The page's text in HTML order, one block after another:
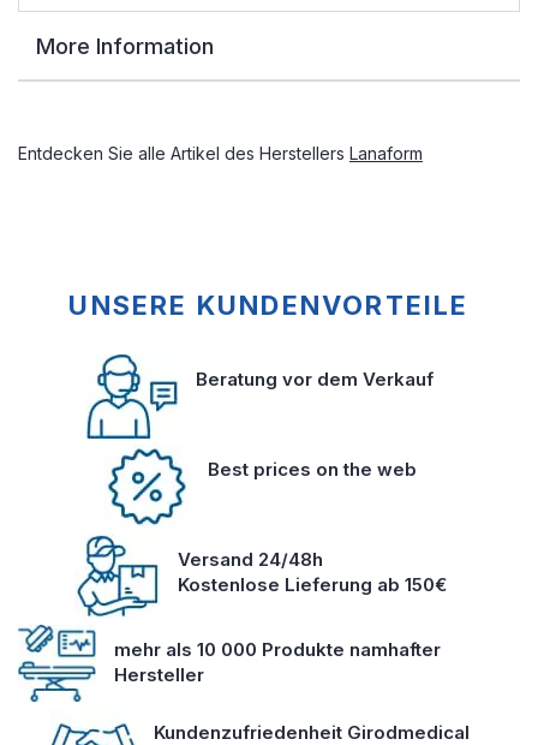
More Information
Entdecken Sie alle Artikel des Herstellers Lanaform
UNSERE KUNDENVORTEILE
Beratung vor dem Verkauf
Best prices on the web
Versand 24/48h
Kostenlose Lieferung ab 150€
mehr als 10 000 Produkte namhafter
Hersteller
Kundenzufriedenheit Girodmedical